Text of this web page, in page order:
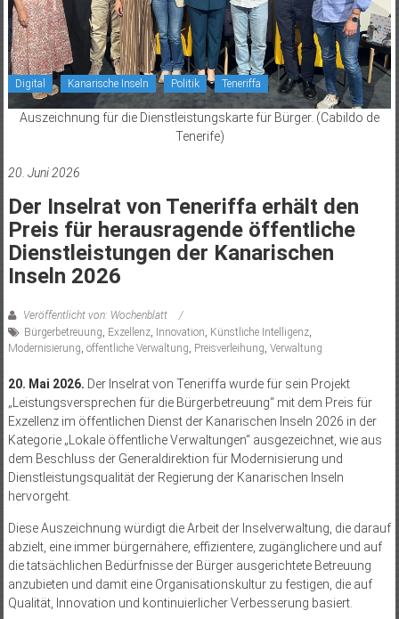
Digital Kanarische Inseln Politik Teneriffa
Auszeichnung für die Dienstleistungskarte für Bürger. (Cabildo de
Tenerife)
20. Juni 2026
Der Inselrat von Teneriffa erhält den
Preis für herausragende öffentliche
Dienstleistungen der Kanarischen
Inseln 2026
Veröffentlicht von: Wochenblatt
Bürgerbetreuung Exzellenz, Innovation Künstliche Intelligenz,
Modernisierung öffentliche Verwaltung Preisverleihung Verwaltung
20. Mai 2026. Der Inselrat von Teneriffa wurde für sein Projekt
„Leistungsversprechen für die Bürgerbetreuung“ mit dem Preis für
Exzellenz im öffentlichen Dienst der Kanarischen Inseln 2026 in der
Kategorie „Lokale öffentliche Verwaltungen“ ausgezeichnet, wie aus
dem Beschluss der Generaldirektion für Modernisierung und
Dienstleistungsqualität der Regierung der Kanarischen Inseln
hervorgeht.
Diese Auszeichnung würdigt die Arbeit der Inselverwaltung, die darauf
abzielt, eine immer bürgernähere, effizientere, zugänglichere und auf
die tatsächlichen Bedürfnisse der Bürger ausgerichtete Betreuung
anzubieten und damit eine Organisationskultur zu festigen, die auf
Qualität, Innovation und kontinuierlicher Verbesserung basiert.